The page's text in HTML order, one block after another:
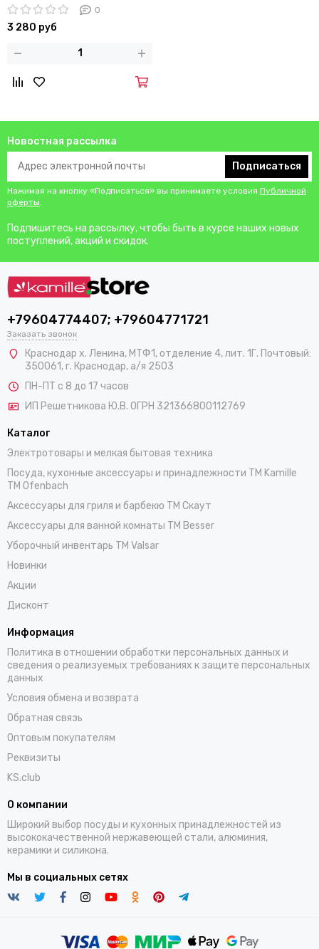
Jewel
0
3 280 руб
Новостная рассылка
Подписаться
Нажимая на кнопку «Подписаться» вы принимаете условия Публичной
оферты.
Подпишитесь на рассылку, чтобы быть в курсе наших новых
поступлений, акций и скидок.
+79604774407; +79604771721
Заказать звонок
Краснодар х. Ленина, МТФ1, отделение 4, лит. 1Г. Почтовый:
350061, г. Краснодар, а/я 2503
ПН-ПТ с 8 до 17 часов
ИП Решетникова Ю.В. ОГРН 321366800112769
Каталог
Электротовары и мелкая бытовая техника
Посуда, кухонные аксессуары и принадлежности TM Kamille
TM Ofenbach
Аксессуары для гриля и барбекю TM Скаут
Аксессуары для ванной комнаты TM Besser
Уборочный инвентарь TM Valsar
Новинки
Акции
Дисконт
Информация
Политика в отношении обработки персональных данных и
сведения о реализуемых требованиях к защите персональных
данных
Условия обмена и возврата
Обратная связь
Оптовым покупателям
Реквизиты
KS.club
О компании
Широкий выбор посуды и кухонных принадлежностей из
высококачественной нержавеющей стали, алюминия,
керамики и силикона.
Мы в социальных сетях